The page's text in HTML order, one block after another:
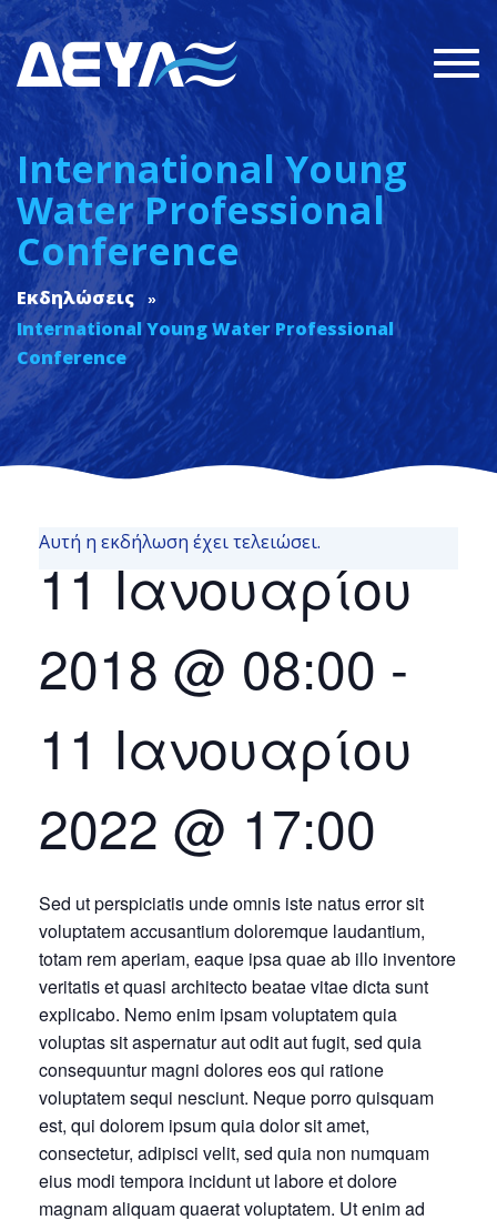
International Young
Water Professional
Conference
Εκδηλώσεις
International Young Water Professional
Conference
Αυτή η εκδήλωση έχει τελειώσει.
11 Ιανουαρίου
2018 @ 08:00 -
11 Ιανουαρίου
2022 @ 17:00
Sed ut perspiciatis unde omnis iste natus error sit
voluptatem accusantium doloremque laudantium,
totam rem aperiam, eaque ipsa quae ab illo inventore
veritatis et quasi architecto beatae vitae dicta sunt
explicabo. Nemo enim ipsam voluptatem quia
voluptas sit aspernatur aut odit aut fugit, sed quia
consequuntur magni dolores eos qui ratione
voluptatem sequi nesciunt. Neque porro quisquam
est, qui dolorem ipsum quia dolor sit amet,
consectetur, adipisci velit, sed quia non numquam
eius modi tempora incidunt ut labore et dolore
magnam aliquam quaerat voluptatem. Ut enim ad